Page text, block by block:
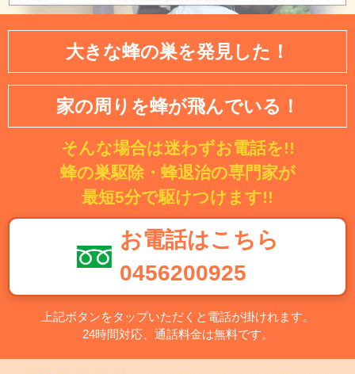
大きな蜂の巣を発見した！
家の周りを蜂が飛んでいる！
そんな場合は迷わずお電話を!!
蜂の巣駆除・蜂退治の専門家が
最短5分で駆けつけます!!
お電話はこちら
0456200925
上記ボタンをタップいただくと電話が掛けれます。
24時間対応、通話料金は無料です。